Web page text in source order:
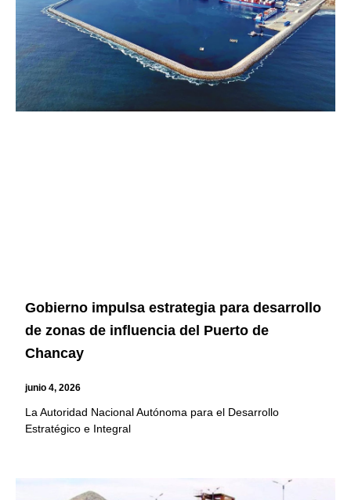
Gobierno impulsa estrategia para desarrollo
de zonas de influencia del Puerto de
Chancay
junio 4, 2026
La Autoridad Nacional Autónoma para el Desarrollo
Estratégico e Integral